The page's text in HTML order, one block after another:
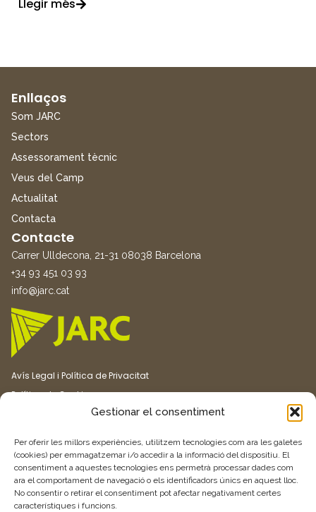
Gestionar el consentiment
Per oferir les millors experiències, utilitzem tecnologies com ara les galetes
(cookies) per emmagatzemar i/o accedir a la informació del dispositiu. El
consentiment a aquestes tecnologies ens permetrà processar dades com
ara el comportament de navegació o els identificadors únics en aquest lloc.
No consentir o retirar el consentiment pot afectar negativament certes
característiques i funcions.
Llegir més
Enllaços
Som JARC
Sectors
Assessorament tècnic
Veus del Camp
Actualitat
Contacta
Contacte
Carrer Ulldecona, 21-31 08038 Barcelona
+34 93 451 03 93
info@jarc.cat
Avís Legal i Política de Privacitat
Política de Cookies
Vull rebre més informació